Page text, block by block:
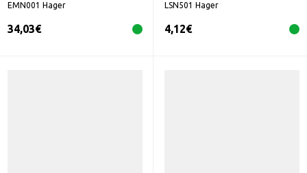
EMN001 Hager
34,03€
LSN501 Hager
4,12€